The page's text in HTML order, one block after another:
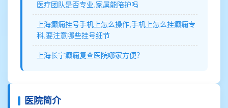
医疗团队是否专业,家属能陪护吗
上海癫痫挂号手机上怎么操作,手机上怎么挂癫痫专
科,要注意哪些挂号细节
上海长宁癫痫复查医院哪家方便？
医院简介